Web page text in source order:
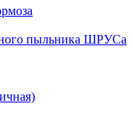
пыльника ШРУСа